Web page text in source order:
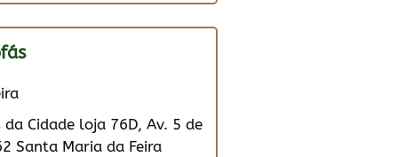
Cidade loja 76D, Av. 5 de
Santa Maria da Feira